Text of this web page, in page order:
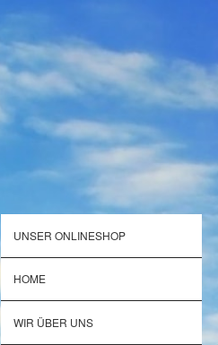
UNSER ONLINESHOP
HOME
WIR ÜBER UNS